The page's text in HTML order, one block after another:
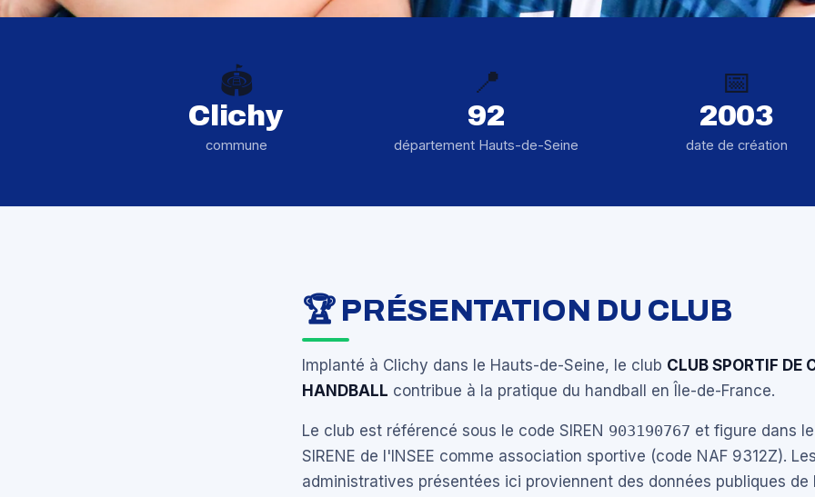
🏟️
Clichy
commune
📍
92
département Hauts-de-Seine
📅
2003
date de création
🏆 PRÉSENTATION DU CLUB
Implanté à Clichy dans le Hauts-de-Seine, le club CLUB SPORTIF DE
HANDBALL contribue à la pratique du handball en Île-de-France.
Le club est référencé sous le code SIREN 903190767 et figure dans
SIRENE de l'INSEE comme association sportive (code NAF 9312Z).
administratives présentées ici proviennent des données publiques de